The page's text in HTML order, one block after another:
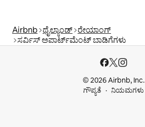
Airbnb ಥೈಲ್ಯಾಂಡ್ ರೇಯಾಂಗ್
ಸರ್ವಿಸ್ ಅಪಾರ್ಟ್‌ಮೆಂಟ್ ಬಾಡಿಗೆಗಳು
© 2026 Airbnb, Inc.
ಗೌಪ್ಯತೆ
ನಿಯಮಗಳು